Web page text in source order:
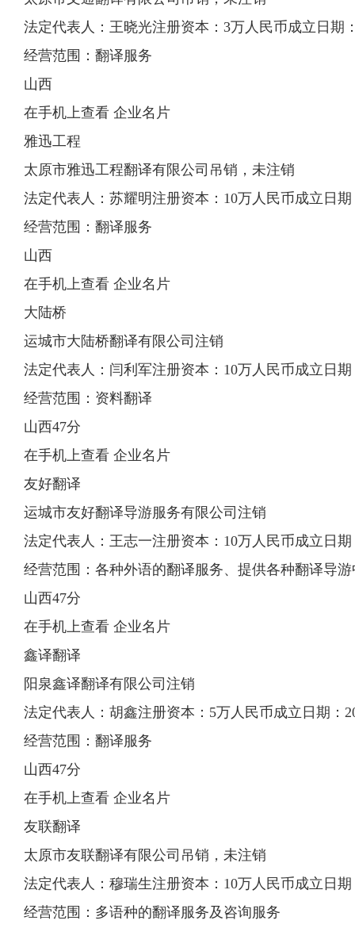
法定代表人：王晓光注册资本：3万人民币成立日期
经营范围：翻译服务
山西
在手机上查看 企业名片
雅迅工程
太原市雅迅工程翻译有限公司吊销，未注销
法定代表人：苏耀明注册资本：10万人民币成立日期
经营范围：翻译服务
山西
在手机上查看 企业名片
大陆桥
运城市大陆桥翻译有限公司注销
法定代表人：闫利军注册资本：10万人民币成立日期
经营范围：资料翻译
山西47分
在手机上查看 企业名片
友好翻译
运城市友好翻译导游服务有限公司注销
法定代表人：王志一注册资本：10万人民币成立日期
经营范围：各种外语的翻译服务、提供各种翻译导
山西47分
在手机上查看 企业名片
鑫译翻译
阳泉鑫译翻译有限公司注销
法定代表人：胡鑫注册资本：5万人民币成立日期：
经营范围：翻译服务
山西47分
在手机上查看 企业名片
友联翻译
太原市友联翻译有限公司吊销，未注销
法定代表人：穆瑞生注册资本：10万人民币成立日期
经营范围：多语种的翻译服务及咨询服务